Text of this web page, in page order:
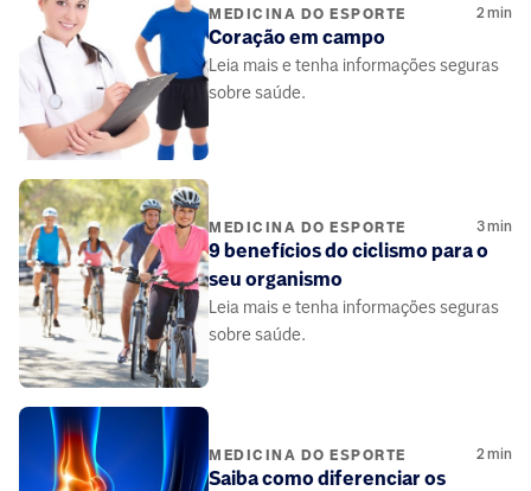
MEDICINA DO ESPORTE 2 min
Coração em campo
Leia mais e tenha informações seguras
sobre saúde.
MEDICINA DO ESPORTE 3min
9 benefícios do ciclismo para o
seu organismo
Leia mais e tenha informações seguras
sobre saúde.
MEDICINA DO ESPORTE 2 min
Saiba como diferenciar os